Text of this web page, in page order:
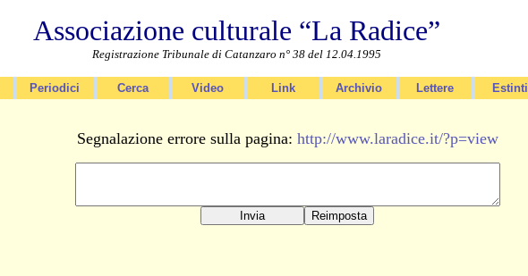
Associazione culturale “La Radice”
Registrazione Tribunale di Catanzaro n° 38 del 12.04.1995
Periodici Cerca Video Link Archivio Lettere Estinti
Segnalazione errore sulla pagina: http://www.laradice.it/?p=view